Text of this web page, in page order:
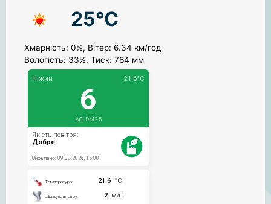
25°C
Хмарність: 0%, Вітер: 6.34 км/год
Вологість: 33%, Тиск: 764 мм